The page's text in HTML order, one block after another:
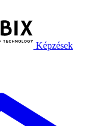
Képzések